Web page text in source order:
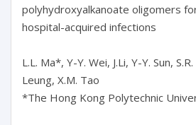
polyhydroxyalkanoate oligomers
hospital-acquired infections
L.L. Ma*, Y-Y. Wei, J.Li, Y-Y. Sun,
Leung, X.M. Tao
*The Hong Kong Polytechnic